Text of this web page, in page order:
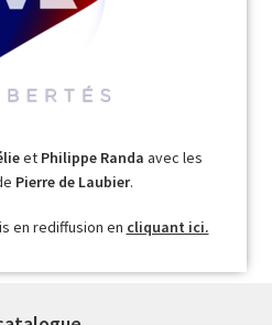
et Philippe Randa avec les
Pierre de Laubier.
en rediffusion en cliquant ici.